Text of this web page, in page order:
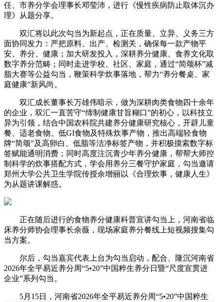
任、市养分学会理事长邓莹沛，进行《慢性疾病防止取体沉办
理》从题分享。
双汇将以此次勾当为新起点，正在质量、立异、义务三方
面协同发力：严把原料、出产、检测关，确保每一款产物平
安、养分、健康；加大研发投入，深耕养分健康、食养文化取
数字养分范畴；同时走进学校、社区、家庭，通过“简颂杯”减
脂大赛等公益勾当，鞭策科学炊事落地，帮力“养分餐桌、家
庭健康”新风尚。
双汇成长董事长万雄伟暗示，做为深耕肉类食物四十余年
的企业，双汇一直苦守“缔制健康甘旨糊口”的初心，以科技立
异为引领，结合中国农科院共建养分健康研究核心，开辟儿童
餐、适老食物、低GI食物及特殊炊事产物，推出高端轻食物
牌“简颂”及高卵白、低脂等洁净标签产物，并积极摸索数字标
签赋能通明消费；同时高度注沉青少年养分健康，帮帮大师控
制科学的炊事搭配方式，学会用养分三餐守护家庭，勾当邀请
郑州大学公共卫生学院传授余增丽以《合理炊事，健康人生》
为从题讲课解惑。
正在随后进行的食物养分健康科普宣讲勾当上，河南省临
床养分师协会理事长余薇，现场家庭养分餐线上短视频搜集勾
当方案。
尔后，勾当嘉宾代表上台为勾当启动，配合、隆沉河南省
2026年全平易近养分周“5•20”中国粹生养分日暨“尺度宣贯进
企业”系列勾当。
5月15日，河南省2026年全平易近养分周“5•20”中国粹生